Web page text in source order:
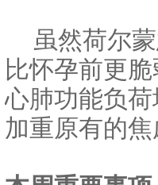
虽然荷尔蒙
比怀孕前更
心肺功能负
加重原有的